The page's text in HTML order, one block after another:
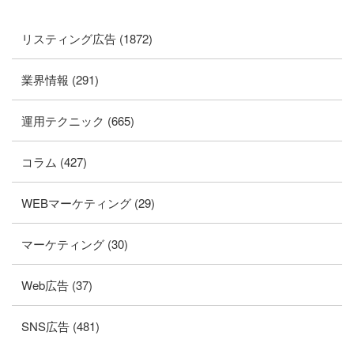
リスティング広告 (1872)
業界情報 (291)
運用テクニック (665)
コラム (427)
WEBマーケティング (29)
マーケティング (30)
Web広告 (37)
SNS広告 (481)